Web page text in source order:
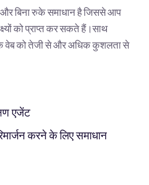
बिना रुके समाधान है जिससे आप
को प्राप्त कर सकते हैं।साथ
वेब को तेजी से और अधिक कुशलता से
एजेंट
करने के लिए समाधान